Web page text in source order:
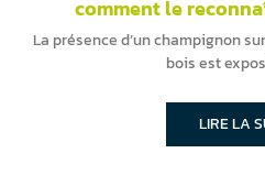
comment le
La présence d’un champignon
bois est
LIRE LA